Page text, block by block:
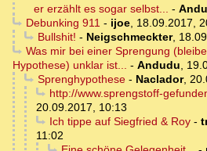
er erzählt es sogar selbst... -
Debunking 911- ijoe, 18.09.2017,
Bullshit! - Neigschmeckter,
Was mir bei einer Sprengung
Hypothese) unklar ist... - Andudu,
Sprenghypothese- Naclador,
http://www.sprengstoff-
20.09.2017, 10:13
Ich tippe auf Siegfried & Roy-
11:02